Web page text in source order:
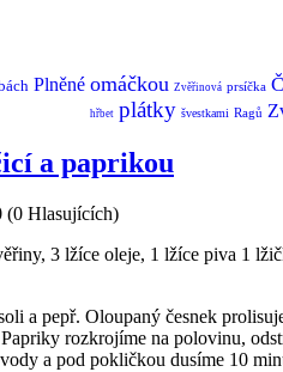
Plněné omáčkou Zvěřinová prsíčka
hřbet plátky švestkami Ragů
a paprikou
(0 Hlasujících)
3 lžíce oleje, 1 lžíce piva 1
a pepř. Oloupaný česnek
rozkrojíme na polovinu,
a pod pokličkou dusíme 10